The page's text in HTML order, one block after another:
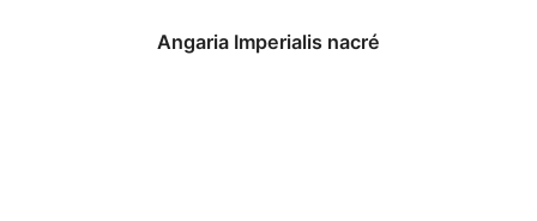
Angaria Imperialis nacré